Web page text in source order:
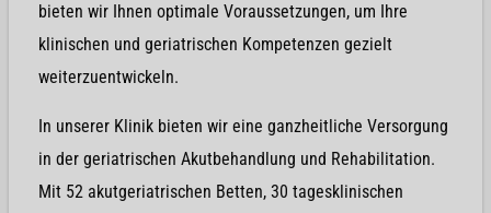
bieten wir Ihnen optimale Voraussetzungen, um Ihre
klinischen und geriatrischen Kompetenzen gezielt
weiterzuentwickeln.
In unserer Klinik bieten wir eine ganzheitliche Versorgung
in der geriatrischen Akutbehandlung und Rehabilitation.
Mit 52 akutgeriatrischen Betten, 30 tagesklinischen